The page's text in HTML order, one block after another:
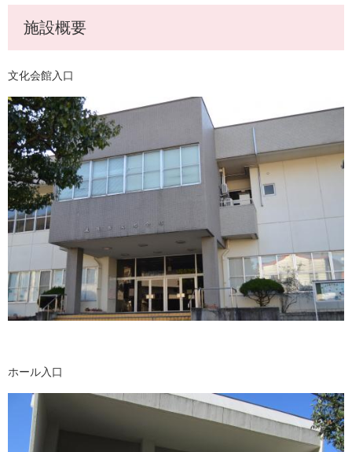
施設概要
文化会館入口
ホール入口